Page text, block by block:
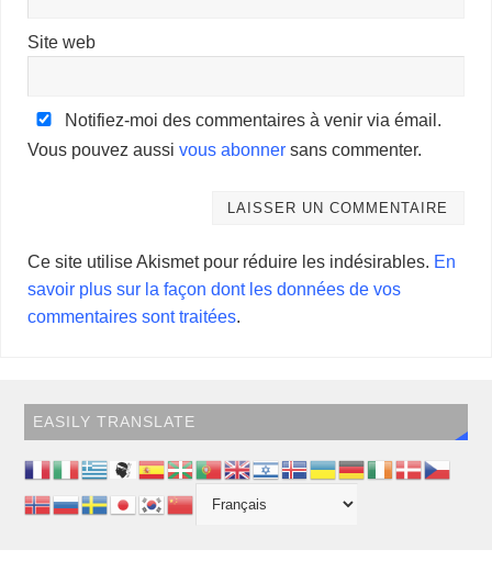
Site web
Notifiez-moi des commentaires à venir via émail.
Vous pouvez aussivous abonner sans commenter.
Ce site utilise Akismet pour réduire les indésirables. En
savoir plus sur la façon dont les données de vos
commentaires sont traitées
EASILY TRANSLATE